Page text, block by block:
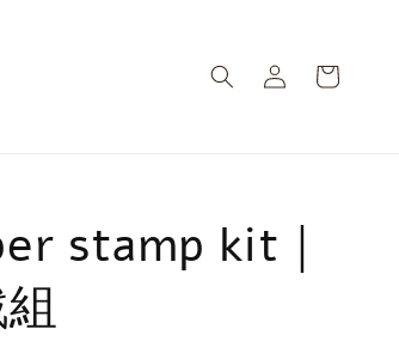
stamp kit｜